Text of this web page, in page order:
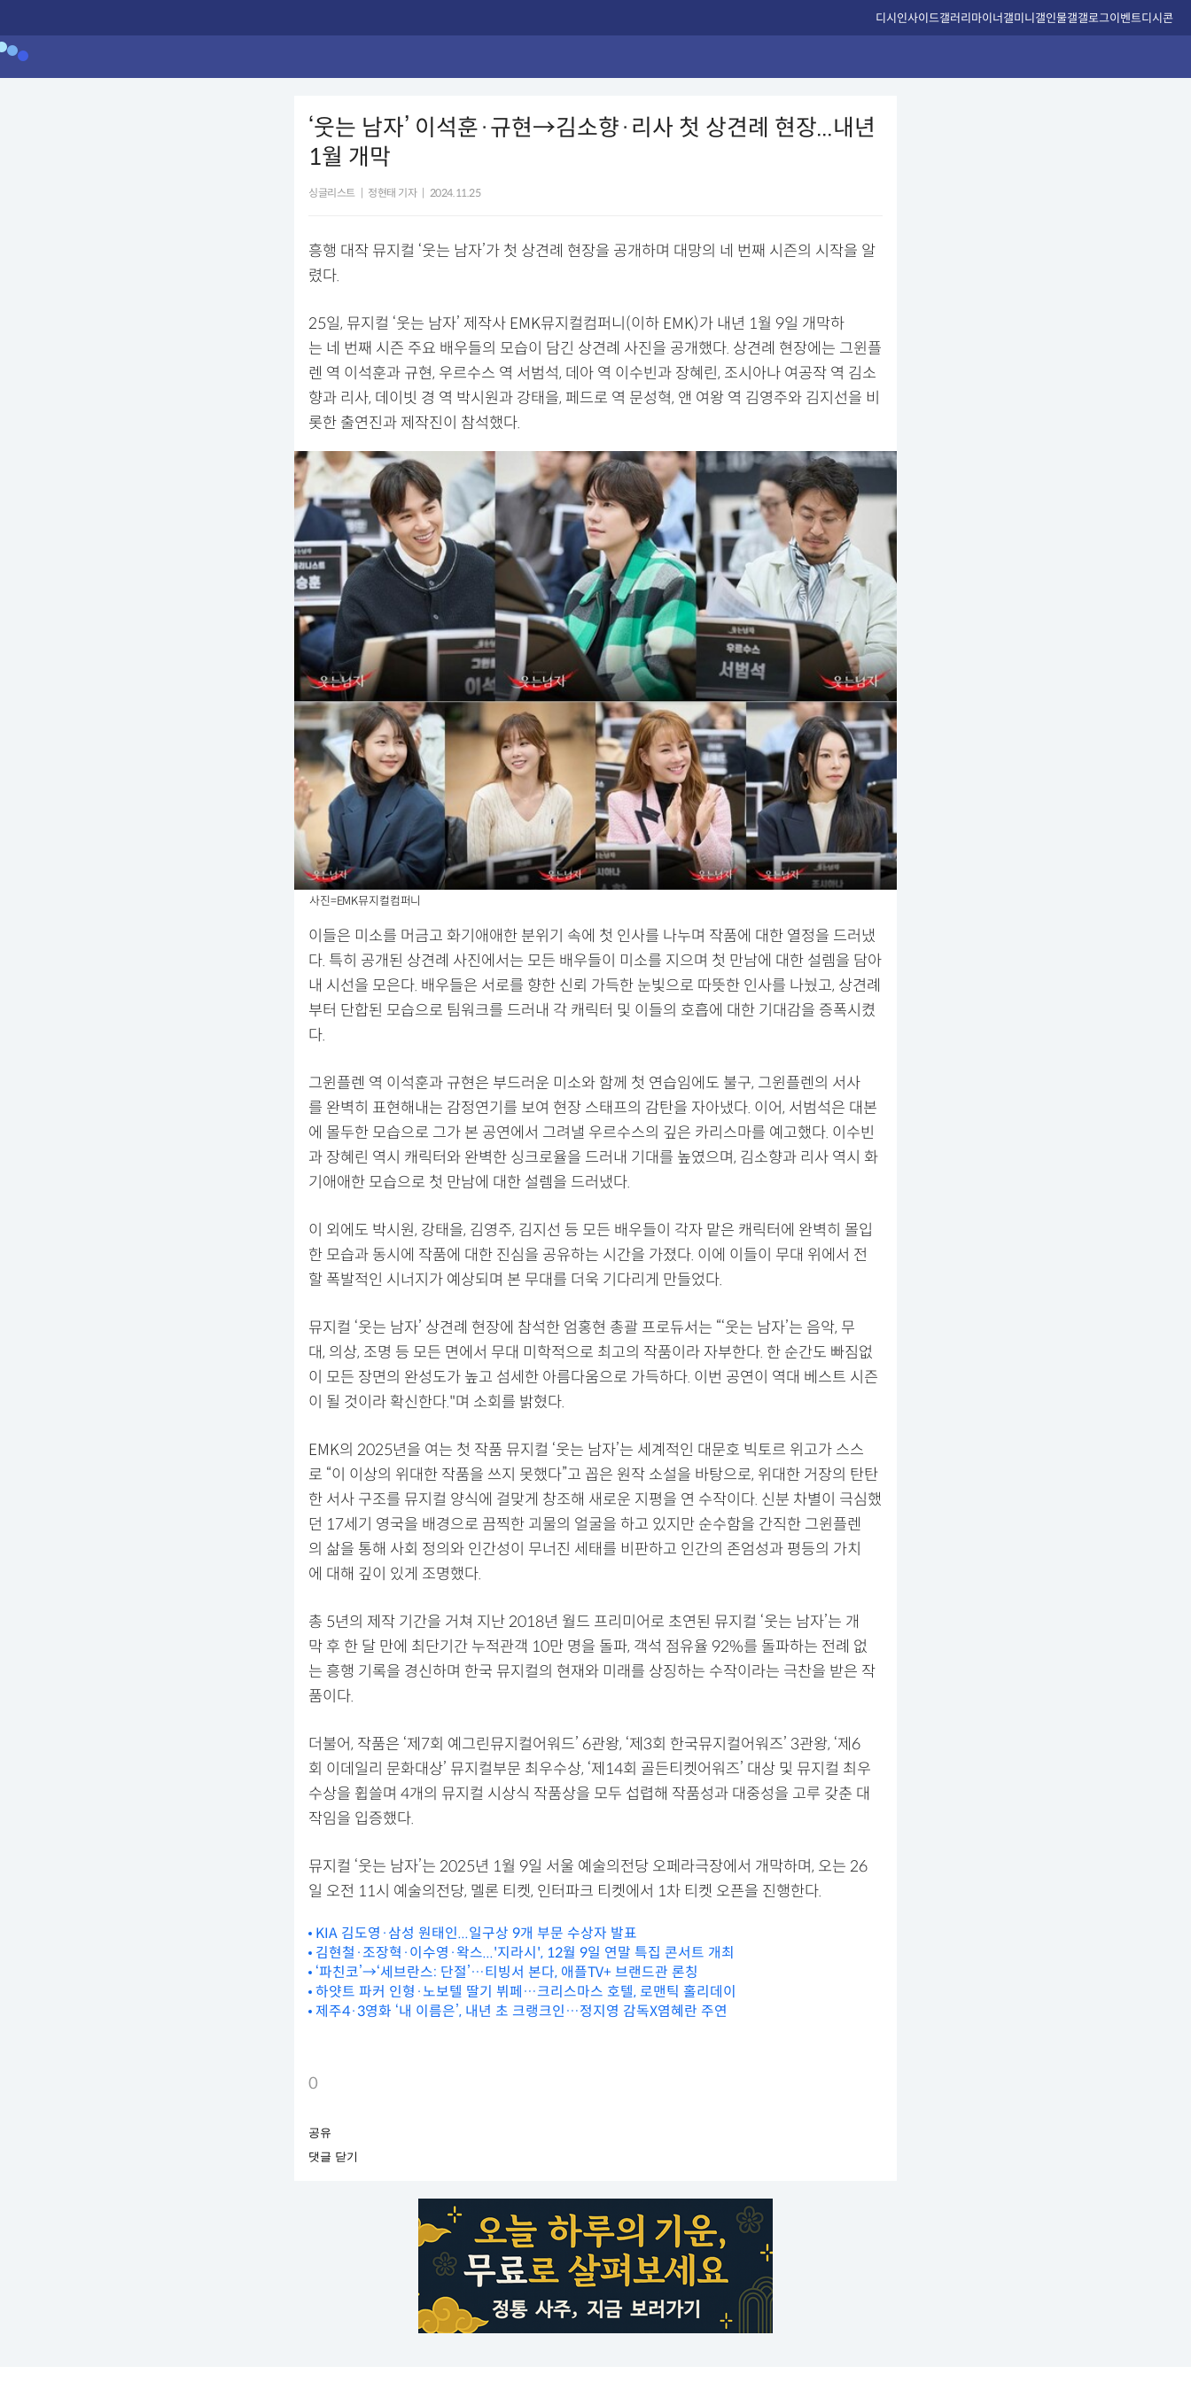
디시인사이드갤러리마이너갤미니갤인물갤갤로그이벤트디시콘
‘웃는 남자’ 이석훈·규현→김소향·리사 첫 상견례 현장...내년
1월 개막
싱글리스트 정현태 기자 2024.11.25
흥행 대작 뮤지컬 ‘웃는 남자’가 첫 상견례 현장을 공개하며 대망의 네 번째 시즌의 시작을 알
렸다.
25일, 뮤지컬 ‘웃는 남자’ 제작사 EMK뮤지컬컴퍼니(이하 EMK)가 내년 1월 9일 개막하
는 네 번째 시즌 주요 배우들의 모습이 담긴 상견례 사진을 공개했다. 상견례 현장에는 그윈플
렌 역 이석훈과 규현, 우르수스 역 서범석, 데아 역 이수빈과 장혜린, 조시아나 여공작 역 김소
향과 리사, 데이빗 경 역 박시원과 강태을, 페드로 역 문성혁, 앤 여왕 역 김영주와 김지선을 비
롯한 출연진과 제작진이 참석했다.
사진=EMK뮤지컬컴퍼니
이들은 미소를 머금고 화기애애한 분위기 속에 첫 인사를 나누며 작품에 대한 열정을 드러냈
다. 특히 공개된 상견례 사진에서는 모든 배우들이 미소를 지으며 첫 만남에 대한 설렘을 담아
내 시선을 모은다. 배우들은 서로를 향한 신뢰 가득한 눈빛으로 따뜻한 인사를 나눴고, 상견례
부터 단합된 모습으로 팀워크를 드러내 각 캐릭터 및 이들의 호흡에 대한 기대감을 증폭시켰
다.
그윈플렌 역 이석훈과 규현은 부드러운 미소와 함께 첫 연습임에도 불구, 그윈플렌의 서사
를 완벽히 표현해내는 감정연기를 보여 현장 스태프의 감탄을 자아냈다. 이어, 서범석은 대본
에 몰두한 모습으로 그가 본 공연에서 그려낼 우르수스의 깊은 카리스마를 예고했다. 이수빈
과 장혜린 역시 캐릭터와 완벽한 싱크로율을 드러내 기대를 높였으며, 김소향과 리사 역시 화
기애애한 모습으로 첫 만남에 대한 설렘을 드러냈다.
이 외에도 박시원, 강태을, 김영주, 김지선 등 모든 배우들이 각자 맡은 캐릭터에 완벽히 몰입
한 모습과 동시에 작품에 대한 진심을 공유하는 시간을 가졌다. 이에 이들이 무대 위에서 전
할 폭발적인 시너지가 예상되며 본 무대를 더욱 기다리게 만들었다.
뮤지컬 ‘웃는 남자’ 상견례 현장에 참석한 엄홍현 총괄 프로듀서는 “‘웃는 남자’는 음악, 무
대, 의상, 조명 등 모든 면에서 무대 미학적으로 최고의 작품이라 자부한다. 한 순간도 빠짐없
이 모든 장면의 완성도가 높고 섬세한 아름다움으로 가득하다. 이번 공연이 역대 베스트 시즌
이 될 것이라 확신한다."며 소회를 밝혔다.
EMK의 2025년을 여는 첫 작품 뮤지컬 ‘웃는 남자’는 세계적인 대문호 빅토르 위고가 스스
로 “이 이상의 위대한 작품을 쓰지 못했다”고 꼽은 원작 소설을 바탕으로, 위대한 거장의 탄탄
한 서사 구조를 뮤지컬 양식에 걸맞게 창조해 새로운 지평을 연 수작이다. 신분 차별이 극심했
던 17세기 영국을 배경으로 끔찍한 괴물의 얼굴을 하고 있지만 순수함을 간직한 그윈플렌
의 삶을 통해 사회 정의와 인간성이 무너진 세태를 비판하고 인간의 존엄성과 평등의 가치
에 대해 깊이 있게 조명했다.
총 5년의 제작 기간을 거쳐 지난 2018년 월드 프리미어로 초연된 뮤지컬 ‘웃는 남자’는 개
막 후 한 달 만에 최단기간 누적관객 10만 명을 돌파, 객석 점유율 92%를 돌파하는 전례 없
는 흥행 기록을 경신하며 한국 뮤지컬의 현재와 미래를 상징하는 수작이라는 극찬을 받은 작
품이다.
더불어, 작품은 ‘제7회 예그린뮤지컬어워드’ 6관왕, ‘제3회 한국뮤지컬어워즈’ 3관왕, ‘제6
회 이데일리 문화대상’ 뮤지컬부문 최우수상, ‘제14회 골든티켓어워즈’ 대상 및 뮤지컬 최우
수상을 휩쓸며 4개의 뮤지컬 시상식 작품상을 모두 섭렵해 작품성과 대중성을 고루 갖춘 대
작임을 입증했다.
뮤지컬 ‘웃는 남자’는 2025년 1월 9일 서울 예술의전당 오페라극장에서 개막하며, 오는 26
일 오전 11시 예술의전당, 멜론 티켓, 인터파크 티켓에서 1차 티켓 오픈을 진행한다.
KIA 김도영·삼성 원태인...일구상 9개 부문 수상자 발표
김현철·조장혁·이수영·왁스...'지라시', 12월 9일 연말 특집 콘서트 개최
‘파친코’→‘세브란스: 단절’…티빙서 본다, 애플TV+ 브랜드관 론칭
하얏트 파커 인형·노보텔 딸기 뷔페…크리스마스 호텔, 로맨틱 홀리데이
제주4·3영화 ‘내 이름은’, 내년 초 크랭크인…정지영 감독X염혜란 주연
0
공유
댓글 닫기